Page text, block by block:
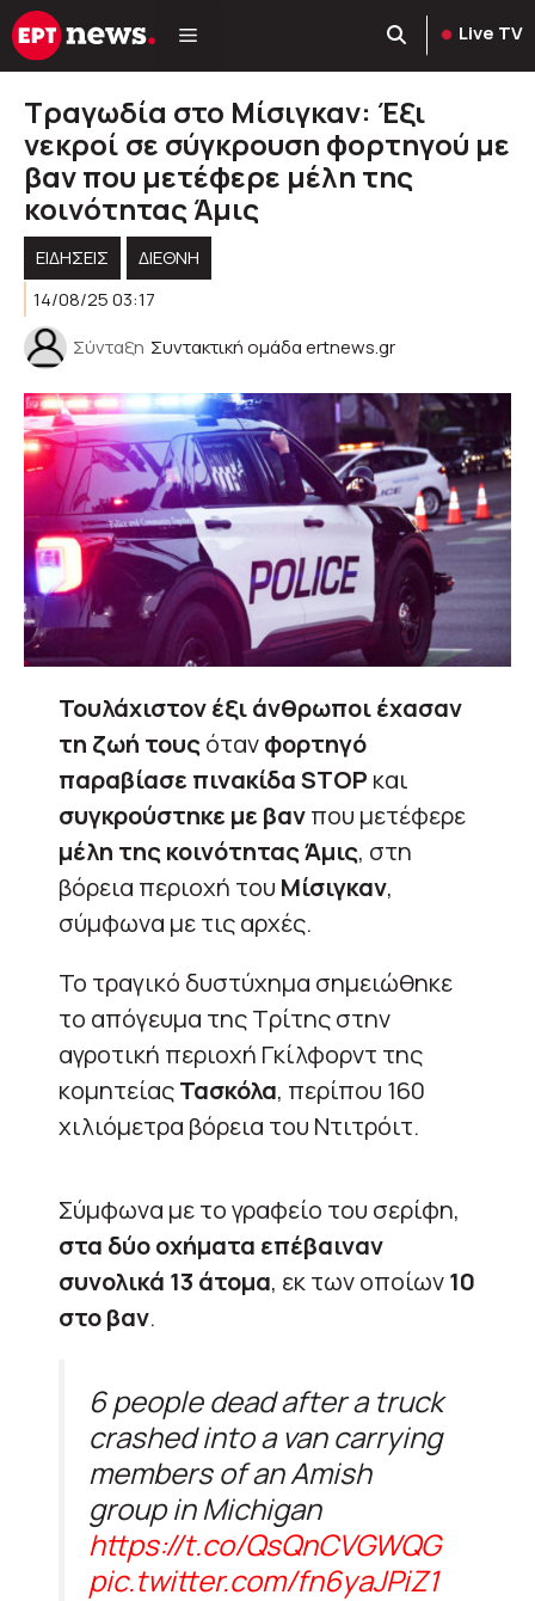
Μετάβαση
σε
Live TV
Τραγωδία στο Μίσιγκαν: Έξι
νεκροί σε σύγκρουση φορτηγού με
βαν που μετέφερε μέλη της
κοινότητας Άμις
ΕΙΔΗΣΕΙΣ
ΔΙΕΘΝΗ
14/08/25 03:17
Σύνταξη Συντακτική ομάδα ertnews.gr
Τουλάχιστον έξι άνθρωποι έχασαν
τη ζωή τουςότανφορτηγό
παραβίασε πινακίδα STOP και
συγκρούστηκε με βανπου μετέφερε
μέλη της κοινότητας Άμις, στη
βόρεια περιοχή του Μίσιγκαν,
σύμφωνα με τις αρχές.
Το τραγικό δυστύχημα σημειώθηκε
το απόγευμα της Τρίτης στην
αγροτική περιοχή Γκίλφορντ της
κομητείαςΤασκόλα, περίπου 160
χιλιόμετρα βόρεια του Ντιτρόιτ.
Σύμφωνα με το γραφείο του σερίφη,
στα δύο οχήματα επέβαιναν
συνολικά 13 άτομα, εκ των οποίων10
στο βαν.
6 people dead after a truck
crashed into a van carrying
members of an Amish
group in Michigan
https://t.co/QsQnCVGWQG
pic.twitter.com/fn6yaJPiZ1